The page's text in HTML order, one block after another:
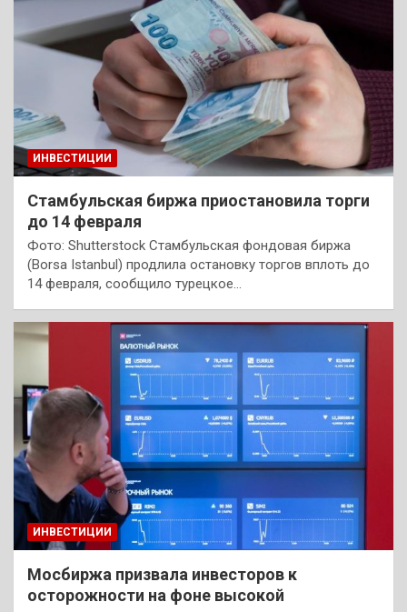
ИНВЕСТИЦИИ
Стамбульская биржа приостановила торги
до 14 февраля
Фото: Shutterstock Стамбульская фондовая биржа
(Borsa Istanbul) продлила остановку торгов вплоть до
14 февраля, сообщило турецкое…
ИНВЕСТИЦИИ
Мосбиржа призвала инвесторов к
осторожности на фоне высокой